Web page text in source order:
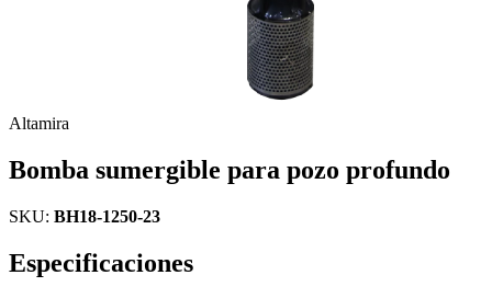
Altamira
Bomba sumergible para pozo profundo
SKU: BH18-1250-23
Especificaciones